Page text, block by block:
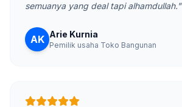
semuanya yang deal tapi alhamdullah."
AK Arie Kurnia
Pemilik usaha Toko Bangunan